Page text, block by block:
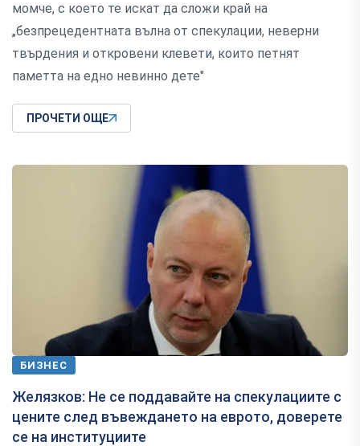
момче, с което те искат да сложи край на
„безпрецедентната вълна от спекулации, неверни
твърдения и откровени клевети, които петнят
паметта на едно невинно дете"
ПРОЧЕТИ ОЩЕ
БИЗНЕС
Желязков: Не се поддавайте на спекулациите с
цените след въвеждането на еврото, доверете
се на институциите